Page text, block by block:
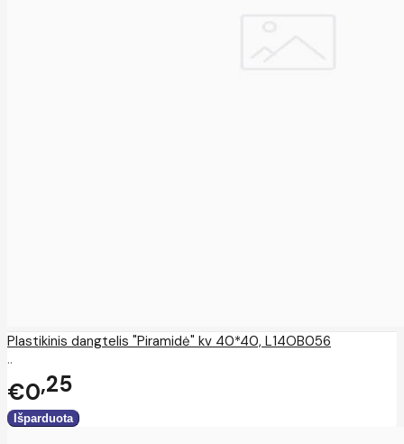
Plastikinis dangtelis "Piramidė" kv 40*40, L14OB056
..
€0 25